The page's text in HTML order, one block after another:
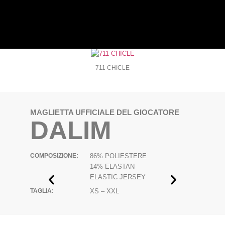
711 CHICLE
MAGLIETTA UFFICIALE DEL GIOCATORE
DALIM
COMPOSIZIONE:
86% POLIESTERE
14% ELASTAN
ELASTIC JERSEY
TAGLIA: XS – XXL